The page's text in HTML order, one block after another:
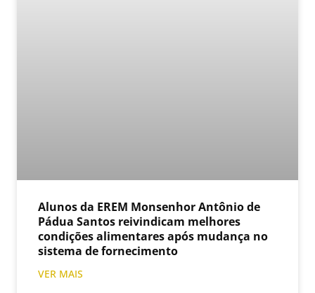
Alunos da EREM Monsenhor Antônio de
Pádua Santos reivindicam melhores
condições alimentares após mudança no
sistema de fornecimento
VER MAIS